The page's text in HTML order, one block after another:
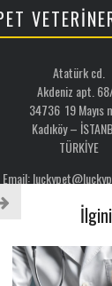
Atatürk cd.
Akdeniz apt.
34736 19 Mayıs
Kadıköy –
TÜRKİYE
Email:
Medya:
Tel : 0216 386